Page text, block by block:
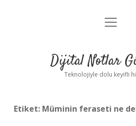
Anasayfa
Yasal Uyarı
menüyü
Dijital Notlar
Teknolojiyle dolu keyifli
Etiket: Müminin feraseti ne